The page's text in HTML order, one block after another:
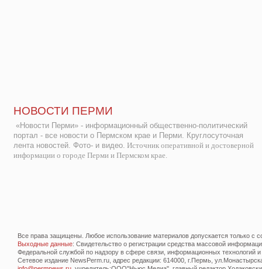
НОВОСТИ ПЕРМИ
«Новости Перми» - информационный общественно-политический
портал - все новости о Пермском крае и Перми. Круглосуточная
лента новостей. Фото- и видео. Источник оперативной и достоверной
информации о городе Перми и Пермском крае.
Все права защищены. Любое использование материалов допускается только с
Выходные данные: Свидетельство о регистрации средства массовой
Федеральной службой по надзору в сфере связи, информационных технологий
Сетевое издание NewsPerm.ru, адрес редакции: 614000, г.Пермь,